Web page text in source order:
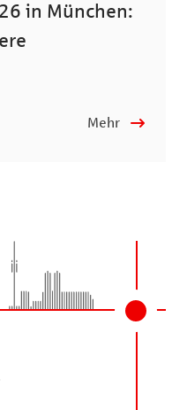
in München:
Mehr